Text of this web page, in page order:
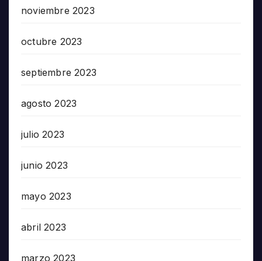
noviembre 2023
octubre 2023
septiembre 2023
agosto 2023
julio 2023
junio 2023
mayo 2023
abril 2023
marzo 2023